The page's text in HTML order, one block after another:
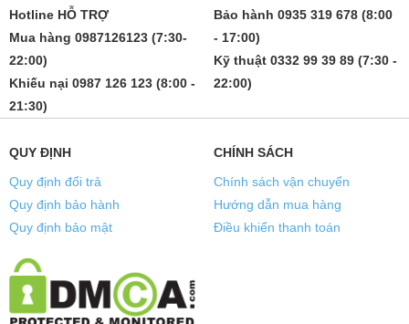
Hotline HỖ TRỢ
Mua hàng 0987126123 (7:30-
22:00)
Khiếu nại 0987 126 123 (8:00 -
21:30)
Bảo hành 0935 319 678 (8:00
- 17:00)
Kỹ thuật 0332 99 39 89 (7:30 -
22:00)
QUY ĐỊNH
Quy định đổi trả
Quy định bảo hành
Quy định bảo mật
CHÍNH SÁCH
Chính sách vận chuyển
Hướng dẫn mua hàng
Điều khiển thanh toán